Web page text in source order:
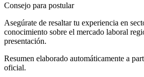
Consejo para postular
Asegúrate de resaltar tu experiencia en
conocimiento sobre el mercado laboral
presentación.
Resumen elaborado automáticamente a
oficial.